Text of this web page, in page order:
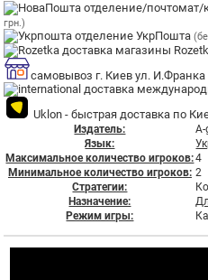
отделение/
грн.)
отделение УкрПошта
магазины
самовывоз г. Киев ул. И.Франка
Uklon - быстрая доставка по
Издатель:
Язык:
Максимальное количество игроков:4
Минимальное количество игроков: 2
Стратегии:
Назначение:
Режим игры: